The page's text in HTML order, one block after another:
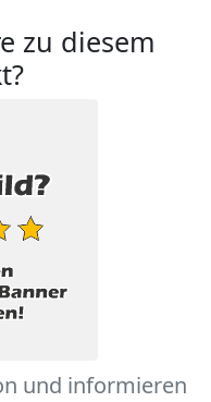
zu diesem
und informieren